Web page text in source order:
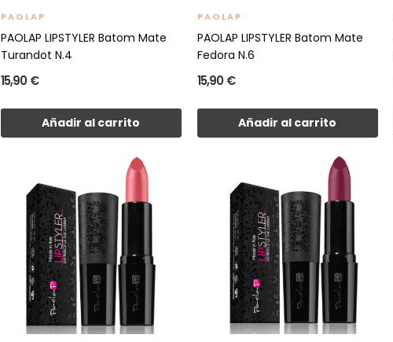
PAOLAP
PAOLAP LIPSTYLER Batom Mate
Turandot N.4
15,90 €
Añadir al carrito
PAOLAP
PAOLAP LIPSTYLER Batom Mate
Fedora N.6
15,90 €
Añadir al carrito